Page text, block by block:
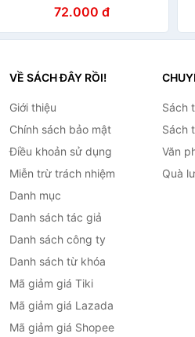
72.000 đ
VỀ SÁCH ĐÂY RỒI!
Giới thiệu
Chính sách bảo mật
Điều khoản sử dụng
Miễn trừ trách nhiệm
Danh mục
Danh sách tác giả
Danh sách công ty
Danh sách từ khóa
Mã giảm giá Tiki
Mã giảm giá Lazada
Mã giảm giá Shopee
Sách
Sách
Văn
Quà